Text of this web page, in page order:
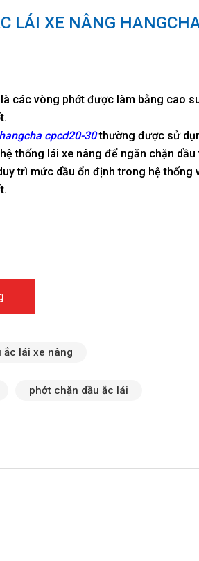
LÁI XE NÂNG
là các vòng phớt được làm bằng cao
cpcd20-30thường được sử
thống lái xe nâng để ngăn chặn dầu
trì mức dầu ổn định trong hệ thống
ắc lái xe nâng
phớt chặn dầu ắc lái